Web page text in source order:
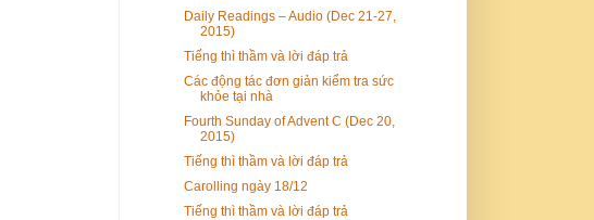
Daily Readings – Audio (Dec 21-27,
2015)
Tiếng thì thầm và lời đáp trả
Các động tác đơn giản kiểm tra sức
khỏe tại nhà
Fourth Sunday of Advent C (Dec 20,
2015)
Tiếng thì thầm và lời đáp trả
Carolling ngày 18/12
Tiếng thì thầm và lời đáp trả